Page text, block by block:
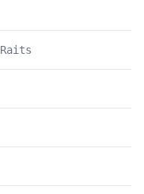
Raits